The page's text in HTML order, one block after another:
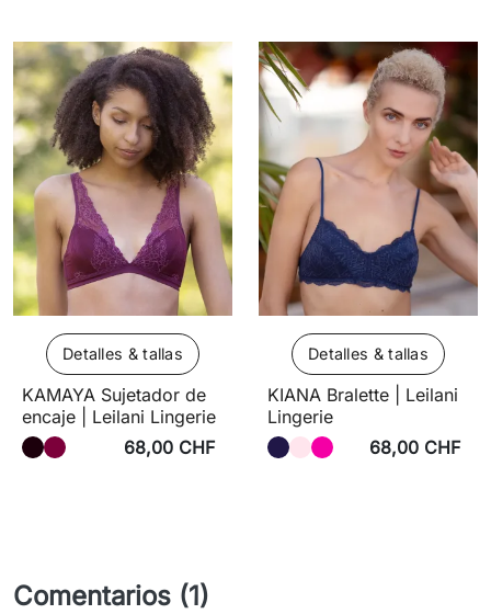
Detalles & tallas
KAMAYA Sujetador de
encaje | Leilani Lingerie
68,00 CHF
Detalles & tallas
KIANA Bralette | Leilani
Lingerie
68,00 CHF
Comentarios (1)